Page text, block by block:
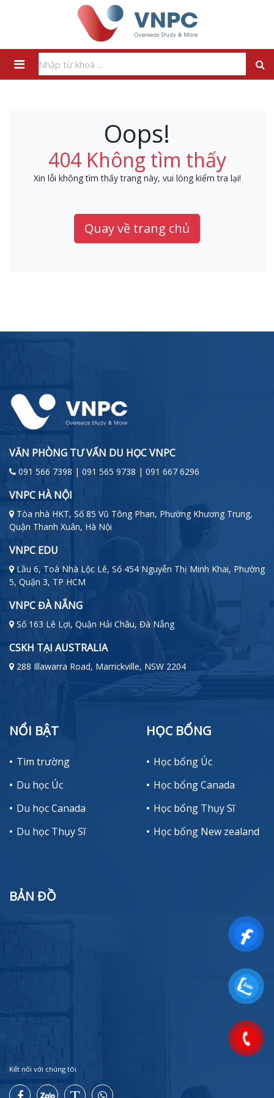
Oops!
404 Không tìm thấy
Xin lỗi không tìm thấy trang này, vui lòng kiểm tra lại!
Quay về trang chủ
VĂN PHÒNG TƯ VẤN DU HỌC VNPC
091 566 7398 | 091 565 9738 | 091 667 6296
VNPC HÀ NỘI
Tòa nhà HKT, Số 85 Vũ Tông Phan, Phường Khương Trung,
Quận Thanh Xuân, Hà Nội
VNPC EDU
Lầu 6, Toà Nhà Lộc Lê, Số 454 Nguyễn Thị Minh Khai, Phường
5, Quận 3, TP HCM
VNPC ĐÀ NẴNG
Số 163 Lê Lợi, Quận Hải Châu, Đà Nẵng
CSKH TẠI AUSTRALIA
288 Illawarra Road, Marrickville, NSW 2204
NỔI BẬT
Tìm trường
Du học Úc
Du học Canada
Du học Thụy Sĩ
HỌC BỔNG
Học bổng Úc
Học bổng Canada
Học bổng Thụy Sĩ
Học bổng New zealand
BẢN ĐỒ
Kết nối với chúng tôi